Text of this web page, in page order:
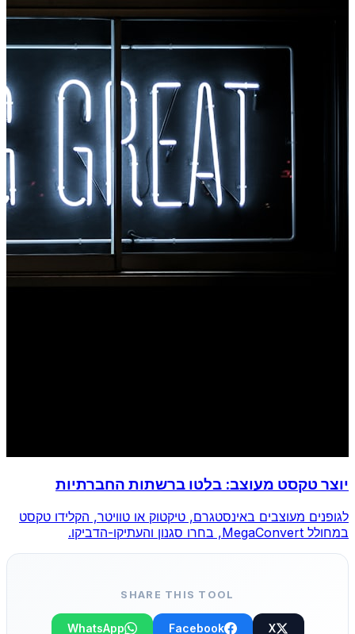
יוצר טקסט מעוצב: בלטו ברשתות החברתיות
לגופנים מעוצבים באינסטגרם, טיקטוק או טוויטר, הקלידו טקסט
במחולל MegaConvert, בחרו סגנון והעתיקו-הדביקו.
SHARE THIS TOOL
X
Facebook
WhatsApp